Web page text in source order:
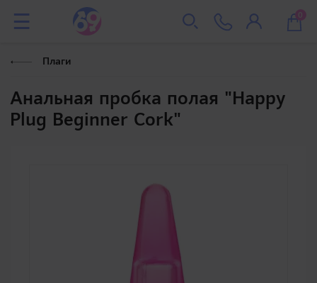
0
Плаги
Анальная пробка полая "Happy
Plug Beginner Cork"